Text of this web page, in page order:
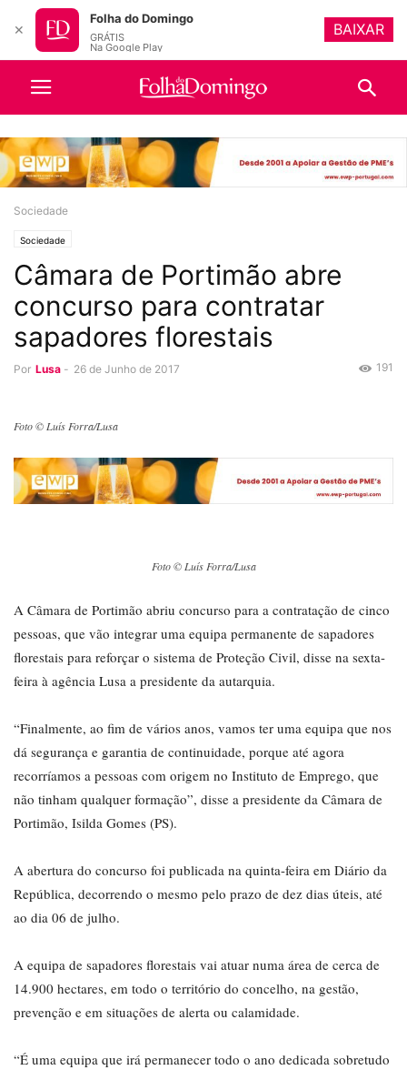
Sociedade
Sociedade
Câmara de Portimão abre
concurso para contratar
sapadores florestais
Por Lusa - 26 de Junho de 2017 191
Foto © Luís Forra/Lusa
Foto © Luís Forra/Lusa
A Câmara de Portimão abriu concurso para a contratação de cinco
pessoas, que vão integrar uma equipa permanente de sapadores
florestais para reforçar o sistema de Proteção Civil, disse na sexta-
feira à agência Lusa a presidente da autarquia.
“Finalmente, ao fim de vários anos, vamos ter uma equipa que nos
dá segurança e garantia de continuidade, porque até agora
recorríamos a pessoas com origem no Instituto de Emprego, que
não tinham qualquer formação”, disse a presidente da Câmara de
Portimão, Isilda Gomes (PS).
A abertura do concurso foi publicada na quinta-feira em Diário da
República, decorrendo o mesmo pelo prazo de dez dias úteis, até
ao dia 06 de julho.
A equipa de sapadores florestais vai atuar numa área de cerca de
14.900 hectares, em todo o território do concelho, na gestão,
prevenção e em situações de alerta ou calamidade.
“É uma equipa que irá permanecer todo o ano dedicada sobretudo
✕
Folha do Domingo
GRÁTIS
Na Google Play
BAIXAR